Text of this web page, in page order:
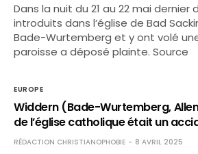
Dans la nuit du 21 au 22 mai dernier
introduits dans l’église de Bad
Bade-Wurtemberg et y ont volé une
paroisse a déposé plainte. Source
EUROPE
Widdern (Bade-Wurtemberg,
de l’église catholique était un
RÉDACTION CHRISTIANOPHOBIE 8 AVRIL 2025